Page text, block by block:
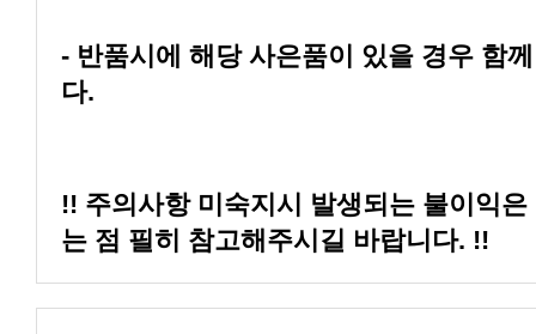
다.
는 점 필히 참고해주시길 바랍니다. !!